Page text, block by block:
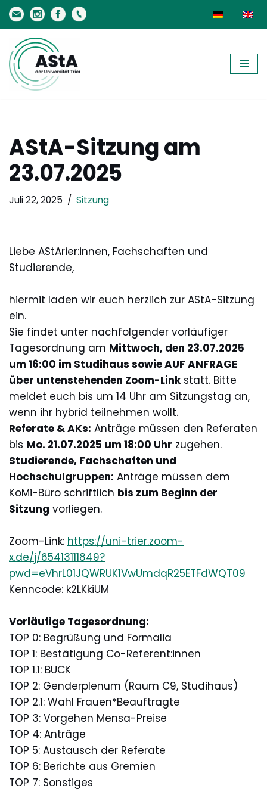
Zum
Inhalt
springen
AStA-Sitzung am
23.07.2025
Juli 22, 2025 Sitzung
Liebe AStArier:innen, Fachschaften und
Studierende,
hiermit laden wir euch herzlich zur AStA-Sitzung
ein.
Sie findet unter nachfolgender vorläufiger
Tagesordnung am Mittwoch, den 23.07.2025
um 16:00 im Studihaus sowie AUF ANFRAGE
über untenstehenden Zoom-Linkstatt. Bitte
meldet euch bis um 14 Uhr am Sitzungstag an,
wenn ihr hybrid teilnehmen wollt.
Referate & AKs: Anträge müssen den Referaten
bis Mo. 21.07.2025 um 18:00 Uhr zugehen.
Studierende, Fachschaften und
Hochschulgruppen: Anträge müssen dem
KoMi-Büro schriftlich bis zum Beginn der
Sitzung vorliegen.
Zoom-Link: https://uni-trier.zoom-
x.de/j/65413111849?
pwd=eVhrL01JQWRUK1VwUmdqR25ETFdWQT09
Kenncode: k2LKkiUM
Vorläufige Tagesordnung:
TOP 0: Begrüßung und Formalia
TOP 1: Bestätigung Co-Referent:innen
TOP 1.1: BUCK
TOP 2: Genderplenum (Raum C9, Studihaus)
TOP 2.1: Wahl Frauen*Beauftragte
TOP 3: Vorgehen Mensa-Preise
TOP 4: Anträge
TOP 5: Austausch der Referate
TOP 6: Berichte aus Gremien
TOP 7: Sonstiges